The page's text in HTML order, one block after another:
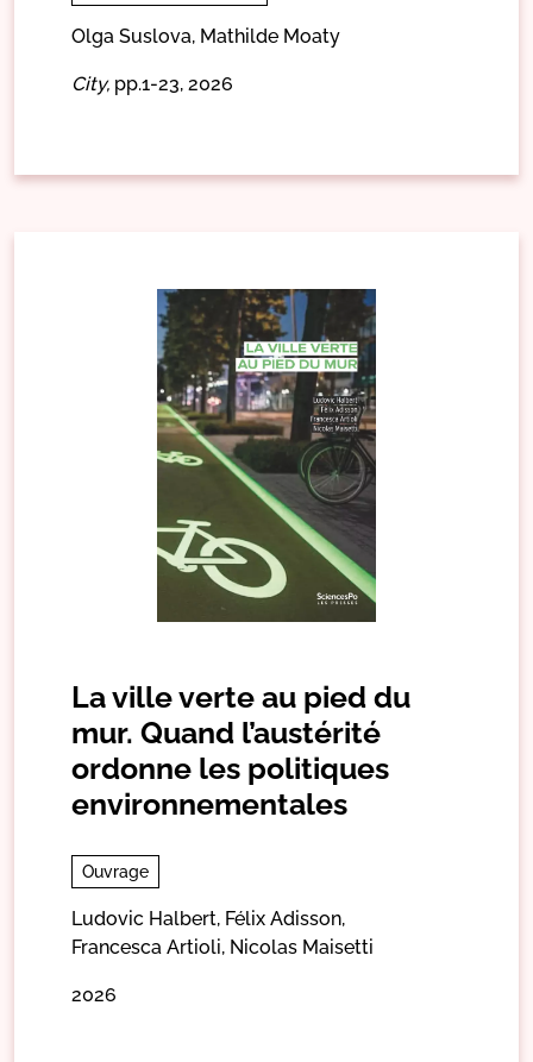
Olga Suslova, Mathilde Moaty
City, pp.1-23, 2026
La ville verte au pied du
mur. Quand l’austérité
ordonne les politiques
environnementales
Ouvrage
Ludovic Halbert, Félix Adisson,
Francesca Artioli, Nicolas Maisetti
2026